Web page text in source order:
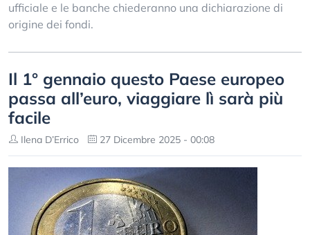
ufficiale e le banche chiederanno una dichiarazione di
origine dei fondi.
Il 1° gennaio questo Paese europeo
passa all’euro, viaggiare lì sarà più
facile
Ilena D’Errico 27 Dicembre 2025 - 00:08